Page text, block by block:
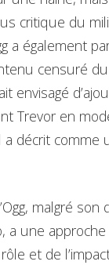
critique du
a également
censuré
envisagé
Trevor en
a décrit comme
malgré son
a une
et de